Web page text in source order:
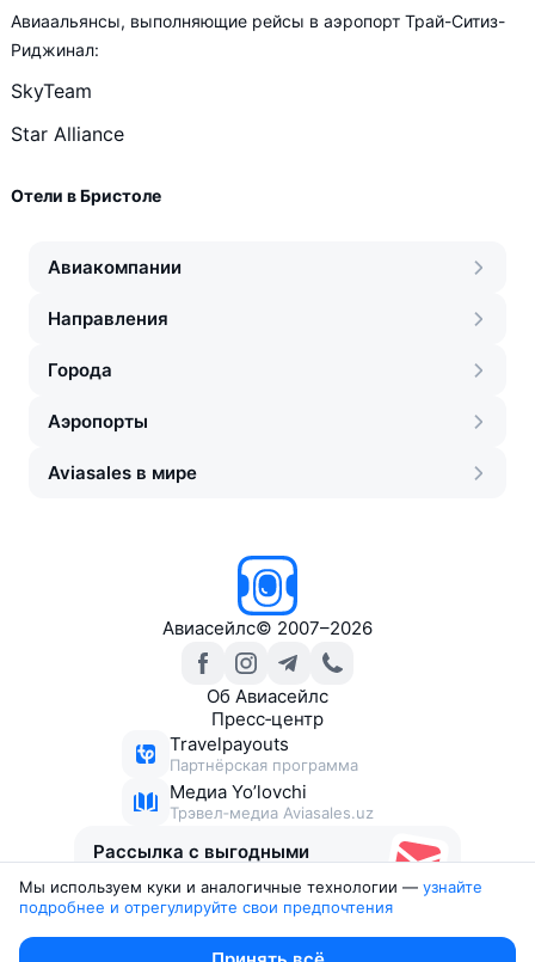
Авиаальянсы, выполняющие рейсы в аэропорт Трай-Ситиз-
Риджинал:
SkyTeam
Star Alliance
Отели в Бристоле
Авиакомпании
Направления
Города
Аэропорты
Aviasales в мире
Авиасейлс© 2007–2026
Об Авиасейлс
Пресс‑центр
Travelpayouts
Партнёрская программа
Медиа Yo’lovchi
Трэвел‑медиа Aviasales.uz
Рассылка с выгодными
Юридические документы
Мы используем куки и аналогичные технологии — узнайте
подробнее и отрегулируйте свои предпочтения